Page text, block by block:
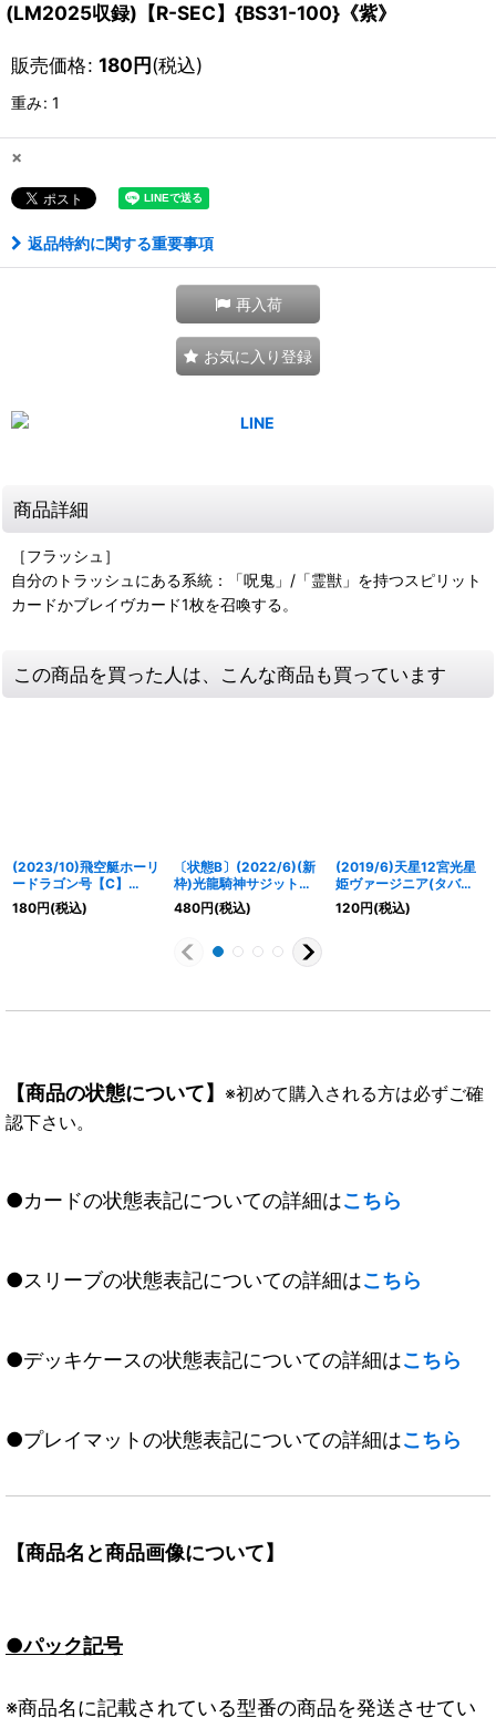
(LM2025収録)【R-SEC】{BS31-100}《紫》
販売価格: 180円(税込)
重み: 1
×
返品特約に関する重要事項
再入荷
お気に入り登録
商品詳細
［フラッシュ］
自分のトラッシュにある系統：「呪鬼」/「霊獣」を持つスピリット
カードかブレイヴカード1枚を召喚する。
この商品を買った人は、こんな商品も買っています
(2023/10)飛空艇ホーリ
ードラゴン号【C】
{BS66-073}《黄》
180円(税込)
〔状態B〕(2022/6)(新
枠)光龍騎神サジット・
アポロドラゴン
X【10thX】{BS50-
480円(税込)
(2019/6)天星12宮光星
姫ヴァージニア(タバッ
ク加工/光導デッキCB収
録)【C】{BS47-056}
120円(税込)
【商品の状態について】 ※初めて購入される方は必ずご確
認下さい。
●カードの状態表記についての詳細はこちら
●スリーブの状態表記についての詳細はこちら
●デッキケースの状態表記についての詳細はこちら
●プレイマットの状態表記についての詳細はこちら
【商品名と商品画像について】
●パック記号
※商品名に記載されている型番の商品を発送させてい